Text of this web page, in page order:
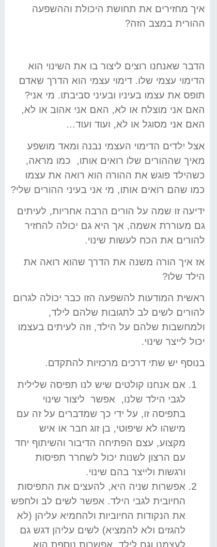
איך מחזירים את תחושת היכולת וההשפעה
ההורית במצב הזה?
הדבר שאנחנו רוצים ליצור בו את השינוי הוא
הדימוי עצמי שלו. דימוי עצמי הוא הדרך שאדם
תופס את עצמו בעיניו ובעיני סביבתו. מי אני?
האם אני מוצלח או לא, האם אני אהוב או לא,
האם אני מסוגל או לא, ועוד ועוד…
אצל ילדים הדימוי העצמי נבנה ומאד מושפע
מאיך שההורים שלו רואים אותו, כמו מראה,
כשהילד פוגש את ההורה הוא רואה את עצמו
כמו שהם רואים אותו, מי אני בעיני ההורים שלי?
ידיעה זו שמה על הורים הרבה אחריות, לעיתים
גם מעוררת אשמה, אך היא גם יכולה להחזיר
להורים את הכח לעשות שינוי.
אז איך הורה משנה את הדרך שהוא רואה את
הילד שלו?
ראשית המודעות להשפעה הזו כבר יכולה לגרום
להורים לשים לב לתגובות שלהם לילד,
ולמחשבות שלהם על הילד, וזה לעיתים בעצמו
יכול לייצר שינוי.
בנוסף יש שתי דרכים מרכזיות להתקדם.
אם אנחנו קולטים שיש לנו תפיסה שלילית
לגבי הילד שלנו, אפשר ליצור שינוי
בתפיסה זו, על ידי כך שמדברים על זה עם
מישהו לא שיפוטי, בן זוג חבר או איש
מקצוע, עצם הפתיחה הדיבור והשיתוף יחד
עם הרצון לשנות יכול לשחרר תפיסות
ורגשות ולייצר בהם שינוי.
אפשרות שניה היא, להעצים את התפיסות
החיובית לגבי הילד. אפשר לשים לב ולחפש
את הנקודות החיוביות ולהחמיא עליהן (לא
להגזים ולא להמציא) לשים עליהן דגש גם
לעצמנו וגם לילד. אפשרות נוספת הוא